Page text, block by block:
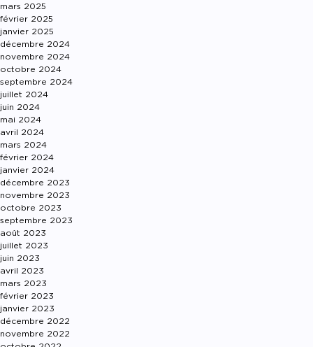
mars 2025
février 2025
janvier 2025
décembre 2024
novembre 2024
octobre 2024
septembre 2024
juillet 2024
juin 2024
mai 2024
avril 2024
mars 2024
février 2024
janvier 2024
décembre 2023
novembre 2023
octobre 2023
septembre 2023
août 2023
juillet 2023
juin 2023
avril 2023
mars 2023
février 2023
janvier 2023
décembre 2022
novembre 2022